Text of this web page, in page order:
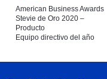
American Business Awards
Stevie de Oro 2020 –
Producto
Equipo directivo del año